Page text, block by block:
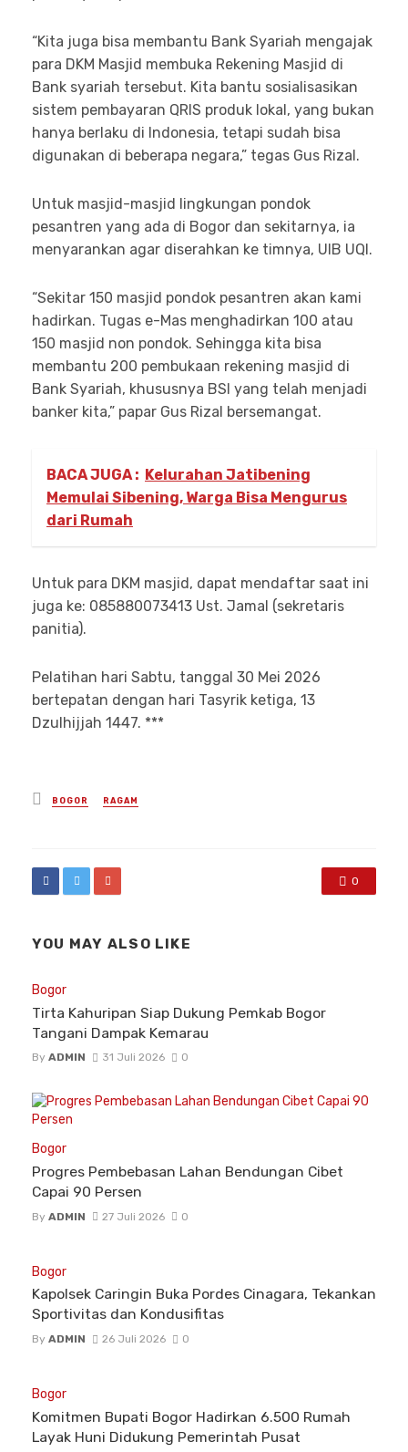
“Kita juga bisa membantu Bank Syariah mengajak
para DKM Masjid membuka Rekening Masjid di
Bank syariah tersebut. Kita bantu sosialisasikan
sistem pembayaran QRIS produk lokal, yang bukan
hanya berlaku di Indonesia, tetapi sudah bisa
digunakan di beberapa negara,” tegas Gus Rizal.
Untuk masjid-masjid lingkungan pondok
pesantren yang ada di Bogor dan sekitarnya, ia
menyarankan agar diserahkan ke timnya, UIB UQI.
“Sekitar 150 masjid pondok pesantren akan kami
hadirkan. Tugas e-Mas menghadirkan 100 atau
150 masjid non pondok. Sehingga kita bisa
membantu 200 pembukaan rekening masjid di
Bank Syariah, khususnya BSI yang telah menjadi
banker kita,” papar Gus Rizal bersemangat.
BACA JUGA : Kelurahan Jatibening
Memulai Sibening, Warga Bisa Mengurus
dari Rumah
Untuk para DKM masjid, dapat mendaftar saat ini
juga ke: 085880073413 Ust. Jamal (sekretaris
panitia).
Pelatihan hari Sabtu, tanggal 30 Mei 2026
bertepatan dengan hari Tasyrik ketiga, 13
Dzulhijjah 1447. ***
Posted
in
BOGOR RAGAM
0
YOU MAY ALSO LIKE
Bogor
Tirta Kahuripan Siap Dukung Pemkab Bogor
Tangani Dampak Kemarau
By ADMIN 31 Juli 2026 0
Bogor
Progres Pembebasan Lahan Bendungan Cibet
Capai 90 Persen
By ADMIN 27 Juli 2026 0
Bogor
Kapolsek Caringin Buka Pordes Cinagara, Tekankan
Sportivitas dan Kondusifitas
By ADMIN 26 Juli 2026 0
Bogor
Komitmen Bupati Bogor Hadirkan 6.500 Rumah
Layak Huni Didukung Pemerintah Pusat